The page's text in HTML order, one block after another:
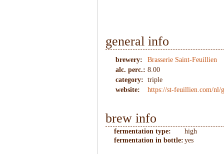
general info
brewery:
Brasserie Saint-Feuillien
alc. perc.: 8.00
category: triple
website:
https://st-feuillien.com/nl/
brew info
fermentation type:
high
fermentation in bottle: yes